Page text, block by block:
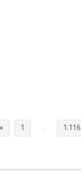
« 1 … 1.116